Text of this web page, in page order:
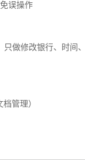
误操作
只做修改银行、时间
管理）